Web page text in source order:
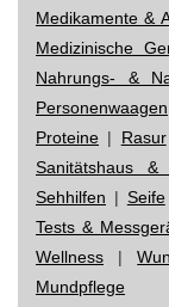
Medikamente &
Medizinische
Nahrungs- &
Personenwaagen
Proteine | Rasur
Sanitätshaus &
Sehhilfen | Seife
Tests &
Wellness |
Mundpflege